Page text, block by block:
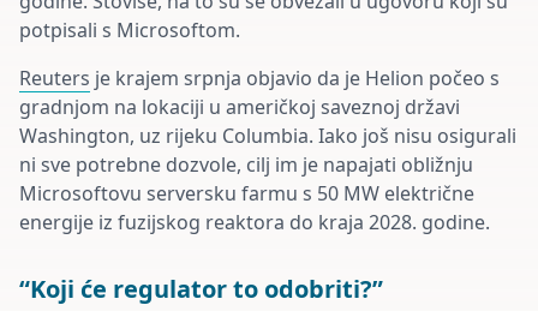
potpisali s Microsoftom.
Reuters je krajem srpnja objavio da je Helion počeo s
gradnjom na lokaciji u američkoj saveznoj državi
Washington, uz rijeku Columbia. Iako još nisu osigurali
ni sve potrebne dozvole, cilj im je napajati obližnju
Microsoftovu serversku farmu s 50 MW električne
energije iz fuzijskog reaktora do kraja 2028. godine.
“Koji će regulator to odobriti?”